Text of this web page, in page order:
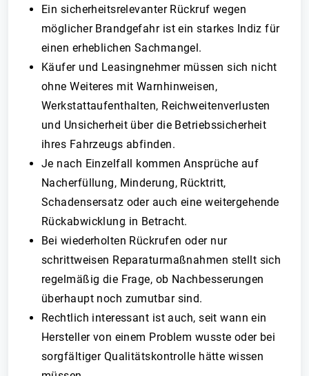
Ein sicherheitsrelevanter Rückruf wegen
möglicher Brandgefahr ist ein starkes Indiz für
einen erheblichen Sachmangel.
Käufer und Leasingnehmer müssen sich nicht
ohne Weiteres mit Warnhinweisen,
Werkstattaufenthalten, Reichweitenverlusten
und Unsicherheit über die Betriebssicherheit
ihres Fahrzeugs abfinden.
Je nach Einzelfall kommen Ansprüche auf
Nacherfüllung, Minderung, Rücktritt,
Schadensersatz oder auch eine weitergehende
Rückabwicklung in Betracht.
Bei wiederholten Rückrufen oder nur
schrittweisen Reparaturmaßnahmen stellt sich
regelmäßig die Frage, ob Nachbesserungen
überhaupt noch zumutbar sind.
Rechtlich interessant ist auch, seit wann ein
Hersteller von einem Problem wusste oder bei
sorgfältiger Qualitätskontrolle hätte wissen